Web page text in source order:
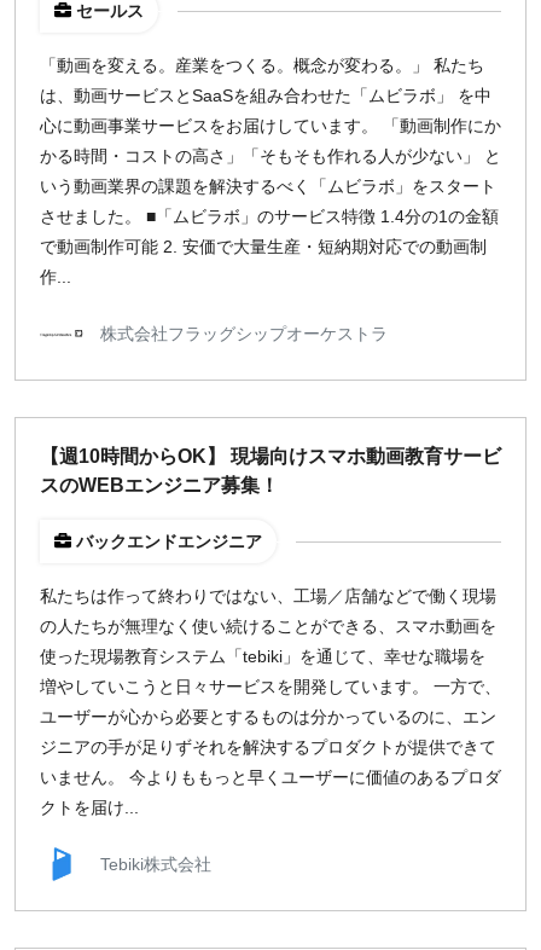
セールス
「動画を変える。産業をつくる。概念が変わる。」 私たち
は、動画サービスとSaaSを組み合わせた「ムビラボ」 を中
心に動画事業サービスをお届けしています。 「動画制作にか
かる時間・コストの高さ」「そもそも作れる人が少ない」 と
いう動画業界の課題を解決するべく「ムビラボ」をスタート
させました。 ■「ムビラボ」のサービス特徴 1.4分の1の金額
で動画制作可能 2. 安価で大量生産・短納期対応での動画制
作...
株式会社フラッグシップオーケストラ
【週10時間からOK】 現場向けスマホ動画教育サービ
スのWEBエンジニア募集！
バックエンドエンジニア
私たちは作って終わりではない、工場／店舗などで働く現場
の人たちが無理なく使い続けることができる、スマホ動画を
使った現場教育システム「tebiki」を通じて、幸せな職場を
増やしていこうと日々サービスを開発しています。 一方で、
ユーザーが心から必要とするものは分かっているのに、エン
ジニアの手が足りずそれを解決するプロダクトが提供できて
いません。 今よりももっと早くユーザーに価値のあるプロダ
クトを届け...
Tebiki株式会社